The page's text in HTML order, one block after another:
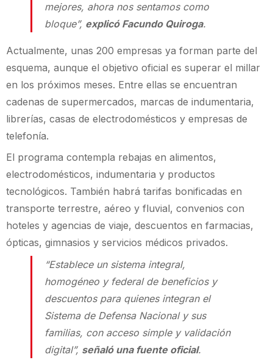
mejores, ahora nos sentamos como
bloque”, explicó Facundo Quiroga.
Actualmente, unas 200 empresas ya forman parte del
esquema, aunque el objetivo oficial es superar el millar
en los próximos meses. Entre ellas se encuentran
cadenas de supermercados, marcas de indumentaria,
librerías, casas de electrodomésticos y empresas de
telefonía.
El programa contempla rebajas en alimentos,
electrodomésticos, indumentaria y productos
tecnológicos. También habrá tarifas bonificadas en
transporte terrestre, aéreo y fluvial, convenios con
hoteles y agencias de viaje, descuentos en farmacias,
ópticas, gimnasios y servicios médicos privados.
“Establece un sistema integral,
homogéneo y federal de beneficios y
descuentos para quienes integran el
Sistema de Defensa Nacional y sus
familias, con acceso simple y validación
digital”, señaló una fuente oficial.